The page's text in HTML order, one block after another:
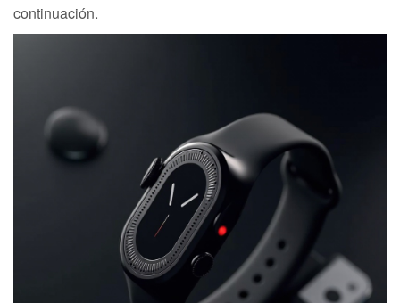
continuación.